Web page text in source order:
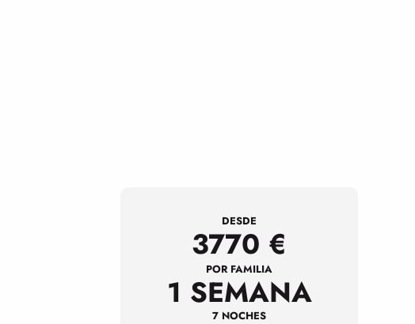
DESDE
3770 €
POR FAMILIA
1 SEMANA
7 NOCHES